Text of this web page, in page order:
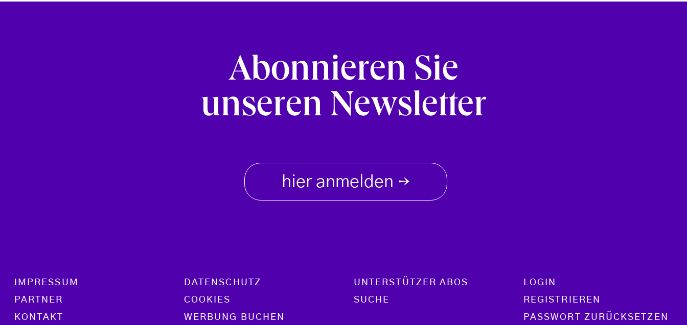
Abonnieren Sie
unseren Newsletter
hier anmelden →
Footer menu
IMPRESSUM
PARTNER
KONTAKT
DATENSCHUTZ
COOKIES
WERBUNG BUCHEN
UNTERSTÜTZER ABOS
SUCHE
LOGIN
REGISTRIEREN
PASSWORT ZURÜCKSETZEN